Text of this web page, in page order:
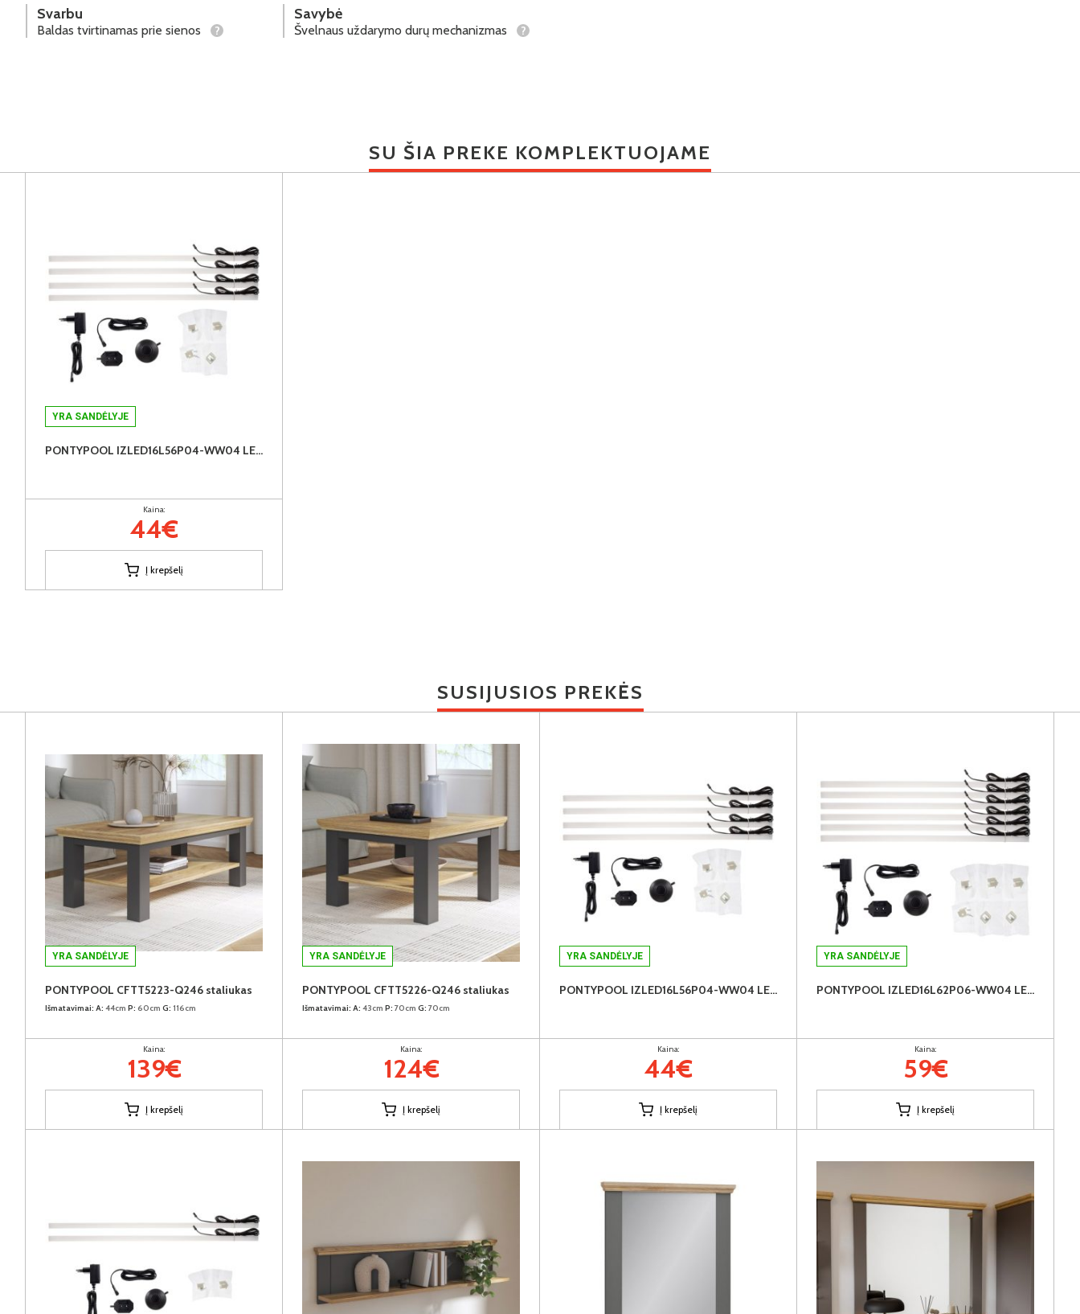
Svarbu
Baldas tvirtinamas prie sienos ?
Savybė
Švelnaus uždarymo durų mechanizmas ?
SU ŠIA PREKE KOMPLEKTUOJAME
YRA SANDĖLYJE
PONTYPOOL IZLED16L56P04-WW04 LED apšvietimas
Kaina:
44€
Į krepšelį
SUSIJUSIOS PREKĖS
YRA SANDĖLYJE
PONTYPOOL CFTT5223-Q246 staliukas
Išmatavimai: A: 44cm P: 60cm G: 116cm
Kaina:
139€
Į krepšelį
YRA SANDĖLYJE
PONTYPOOL CFTT5226-Q246 staliukas
Išmatavimai: A: 43cm P: 70cm G: 70cm
Kaina:
124€
Į krepšelį
YRA SANDĖLYJE
PONTYPOOL IZLED16L56P04-WW04 LED apšvietimas
Kaina:
44€
Į krepšelį
YRA SANDĖLYJE
PONTYPOOL IZLED16L62P06-WW04 LED apšvietimas
Kaina:
59€
Į krepšelį